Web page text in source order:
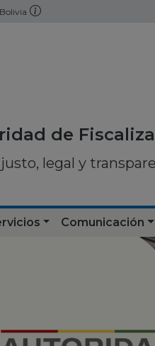
de
legal y
Comunicación